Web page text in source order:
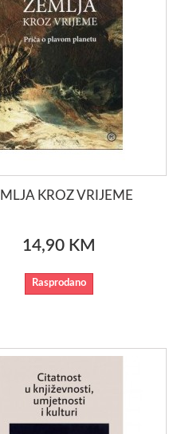
KROZ VRIJEME
14,90 KM
Rasprodano